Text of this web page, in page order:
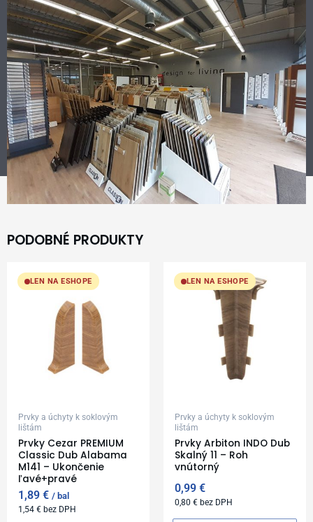
PODOBNÉ PRODUKTY
LEN NA ESHOPE
Prvky a úchyty k soklovým
lištám
Prvky Cezar PREMIUM
Classic Dub Alabama
M141 – Ukončenie
ľavé+pravé
1,89€ bal
1,54€ bez DPH
LEN NA ESHOPE
Prvky a úchyty k soklovým
lištám
Prvky Arbiton INDO Dub
Skalný 11 – Roh
vnútorný
0,99€
0,80€ bez DPH